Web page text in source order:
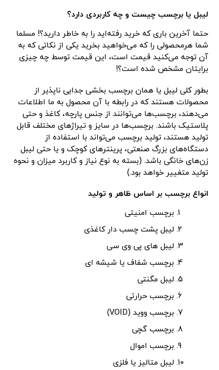
لیبل یا برچسب چیست و چه کاربردی دارد؟
حتما آخرین باری که خرید رفته‌اید را به خاطر دارید؟! مسلما
شما هرمحصولی را که می‌خواهید بخرید یکی از نکاتی که به
آن توجه می‌کنید قیمت است، این قیمت توسط چه چیزی
برایتان مشخص شده است؟!
بطور کلی لیبل یا همان برچسب بخشی جدایی ناپذیر از
محصولات هستند که در رابطه با آن محصول به ما اطلاعات
می‌دهند، برچسب‌ها می‌توانند از جنس پارچه، کاغذ و حتی
پلاستیک باشند. برچسب‌ها در سایز و تیراژهای مختلف قابل
تولید هستند، تولید برچسب می‌تواند با استفاده از
دستگاه‌های بزرگ صنعتی، پرینترهای کوچک و یا حتی لیبل
زن‌های خانگی باشد. (بسته به نوع نیاز و کاربرد میزان و نحوه
تولید متغییر خواهد بود.)
انواع برچسب بر اساس ظاهر و تولید
برچسب امنیتی
لیبل پشت چسب دار کاغذی
لیبل های پی وی سی
برچسب شفاف یا شیشه ای
لیبل مگنتی
برچسب حرارتی
برچسب ووید (VOID)
برچسب گچی
برچسب اموال
لیبل متالیز یا فلزی